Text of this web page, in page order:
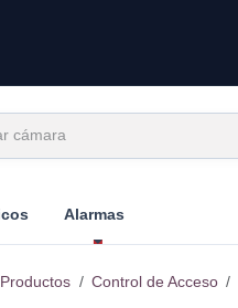
Alarmas
Productos Control de Acceso